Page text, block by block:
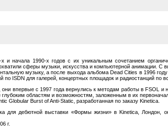
начала 1990-х годов с их уникальным сочетанием
сферы музыки, искусства и компьютерной анимации. С
музыку, а после выхода альбома Dead Cities в 1996
ISDN для галерей, концертных площадок и радиостанций по
впервые с 1997 года вернулись к методам работы в FSOL и
областям и возможностям, заложенным в их
Globular Burst of Anti-Static, разработанная по заказу Kinetica.
дебютной выставки «Формы жизни» в Kinetica, Лондон,
г.